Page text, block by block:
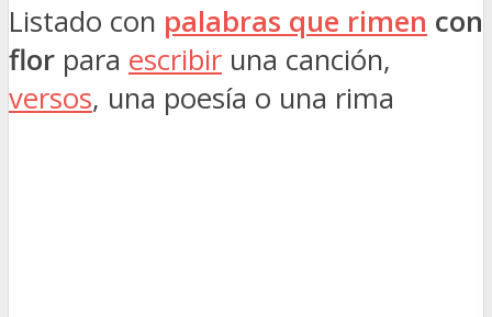
Listado con palabras que rimen con
flor para escribir una canción,
versos, una poesía o una rima